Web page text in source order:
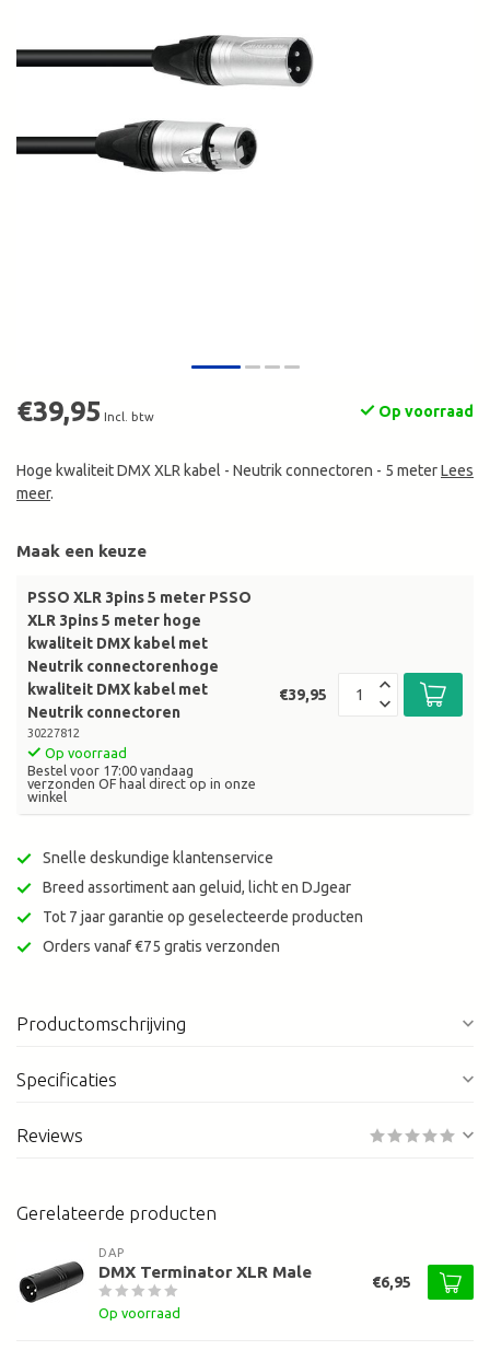
€39,95 Incl. btw Op voorraad
Hoge kwaliteit DMX XLR kabel - Neutrik connectoren - 5 meterLees
meer.
Maak een keuze
PSSO XLR 3pins 5 meter PSSO
XLR 3pins 5 meter hoge
kwaliteit DMX kabel met
Neutrik connectorenhoge
kwaliteit DMX kabel met
Neutrik connectoren
30227812
Op voorraad
Bestel voor 17:00 vandaag
verzonden OF haal direct op in onze
winkel
€39,95
Snelle deskundige klantenservice
Breed assortiment aan geluid, licht en DJgear
Tot 7 jaar garantie op geselecteerde producten
Orders vanaf €75 gratis verzonden
Productomschrijving
Specificaties
Reviews
Gerelateerde producten
DAP
DMX Terminator XLR Male
Op voorraad
€6,95